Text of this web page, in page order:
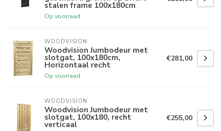
stalen frame 100x180cm
Op voorraad
WOODVISION
Woodvision Jumbodeur met
slotgat, 100x180cm,
Horizontaal recht
Op voorraad
€281,00
WOODVISION
Woodvision Jumbodeur met
slotgat, 100x180, recht
verticaal
€255,00